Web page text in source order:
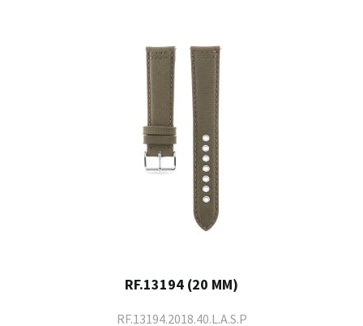
RF.13194 (20 MM)
RF.13194.2018.40.L.A.S.P